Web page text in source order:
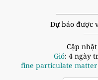
Dự báo được
Cập
Gió: 4 ngày
fine particulate matter